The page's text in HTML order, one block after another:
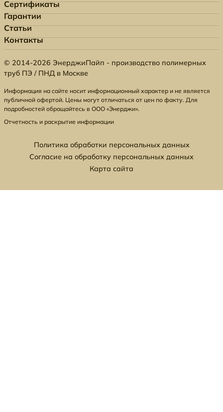
Сертификаты
Гарантии
Статьи
Контакты
© 2014-2026 ЭнерджиПайп - производство полимерных
труб ПЭ / ПНД в Москве
Информация на сайте носит информационный характер и не является
публичной офертой. Цены могут отличаться от цен по факту. Для
подробностей обращайтесь в ООО «Энерджи».
Отчетность и раскрытие информации
Политика обработки персональных данных
Согласие на обработку персональных данных
Карта сайта